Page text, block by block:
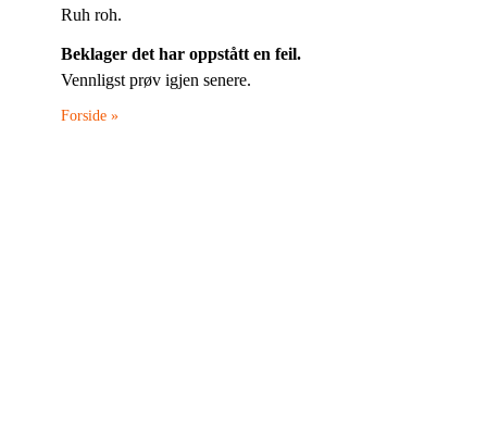
Ruh roh.
Beklager det har oppstått en feil.
Vennligst prøv igjen senere.
Forside »